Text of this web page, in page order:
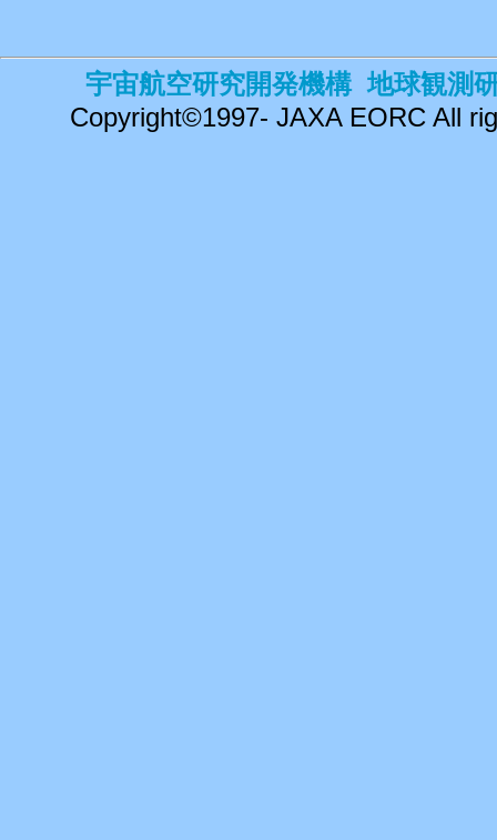
宇宙航空研究開発機構 地球観測
Copyright©1997- JAXA EORC All